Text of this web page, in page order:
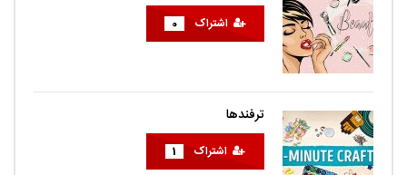
اشتراک 0
ترفندها
اشتراک 1